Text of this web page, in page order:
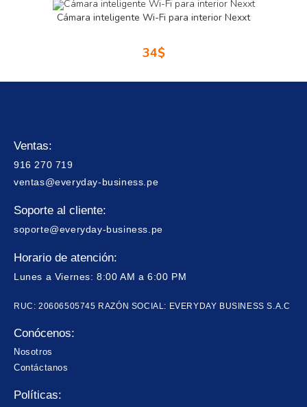
Cámara inteligente Wi-Fi para interior Nexxt
34$
Ventas:
916 270 719
ventas@everyday-business.pe
Soporte al cliente:
soporte@everyday-business.pe
Horario de atención:
Lunes a Viernes: 8:00 AM a 6:00 PM
RUC: 20606505745 RAZÓN SOCIAL: EVERYDAY BUSINESS S.A.C
Conócenos:
Nosotros
Contáctanos
Políticas: